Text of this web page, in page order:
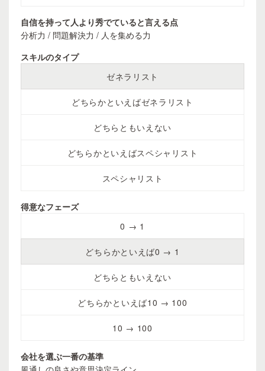
自信を持って人より秀でていると言える点
分析力 / 問題解決力 / 人を集める力
スキルのタイプ
ゼネラリスト
どちらかといえばゼネラリスト
どちらともいえない
どちらかといえばスペシャリスト
スペシャリスト
得意なフェーズ
0 → 1
どちらかといえば0 → 1
どちらともいえない
どちらかといえば10 → 100
10 → 100
会社を選ぶ一番の基準